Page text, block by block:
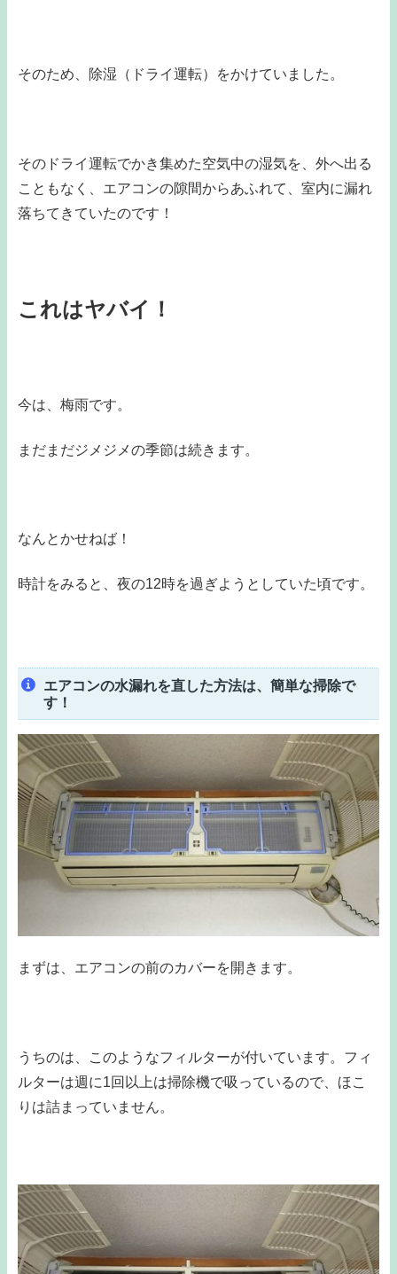
そのため、除湿（ドライ運転）をかけていました。
そのドライ運転でかき集めた空気中の湿気を、外へ出る
こともなく、エアコンの隙間からあふれて、室内に漏れ
落ちてきていたのです！
これはヤバイ！
今は、梅雨です。
まだまだジメジメの季節は続きます。
なんとかせねば！
時計をみると、夜の12時を過ぎようとしていた頃です。
エアコンの水漏れを直した方法は、簡単な掃除で
す！
まずは、エアコンの前のカバーを開きます。
うちのは、このようなフィルターが付いています。フィ
ルターは週に1回以上は掃除機で吸っているので、ほこ
りは詰まっていません。